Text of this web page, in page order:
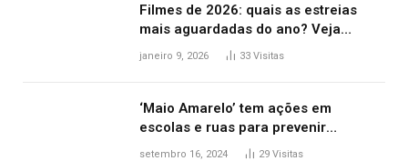
Filmes de 2026: quais as estreias
mais aguardadas do ano? Veja
principais lançamentos do cinema
janeiro 9, 2026 33 Visitas
‘Maio Amarelo’ tem ações em
escolas e ruas para prevenir
acidentes no trânsito no AP
setembro 16, 2024 29 Visitas